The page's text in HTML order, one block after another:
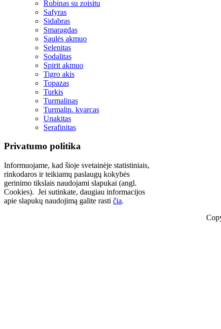
Rubinas su zoisitu
Safyras
Sidabras
Smaragdas
Saulės akmuo
Selenitas
Sodalitas
Spirit akmuo
Tigro akis
Topazas
Turkis
Turmalinas
Turmalin. kvarcas
Unakitas
Serafinitas
Privatumo politika
Informuojame, kad šioje svetainėje statistiniais,
rinkodaros ir teikiamų paslaugų kokybės
gerinimo tikslais naudojami slapukai (angl.
Cookies). Jei sutinkate, daugiau informacijos
apie slapukų naudojimą galite rasti čia.